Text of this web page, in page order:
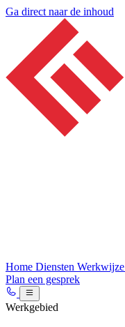
Ga direct naar de inhoud
Home Diensten Werkwijze
Plan een gesprek
Werkgebied